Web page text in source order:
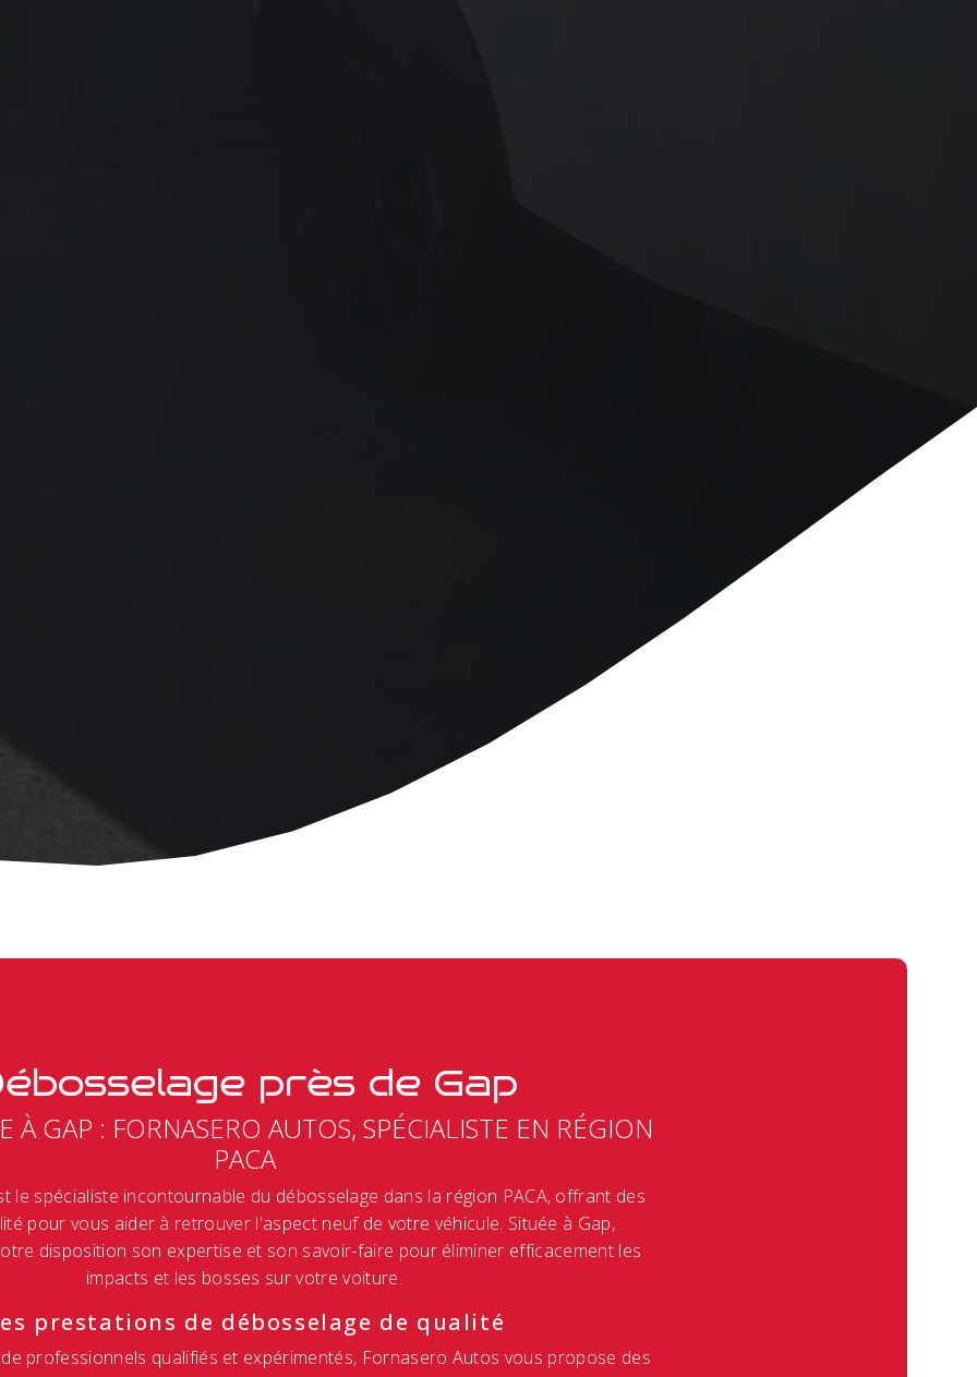
près de Gap
À GAP : FORNASERO AUTOS, SPÉCIALISTE EN RÉGION
PACA
le spécialiste incontournable du débosselage dans la région PACA, offrant des
pour vous aider à retrouver l'aspect neuf de votre véhicule. Située à Gap,
disposition son expertise et son savoir-faire pour éliminer efficacement les
impacts et les bosses sur votre voiture.
prestations de débosselage de qualité
professionnels qualifiés et expérimentés, Fornasero Autos vous propose des